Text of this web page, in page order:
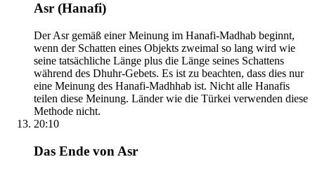
Asr (Hanafi)
Der Asr gemäß einer Meinung im Hanafi-Madhab beginnt,
wenn der Schatten eines Objekts zweimal so lang wird wie
seine tatsächliche Länge plus die Länge seines Schattens
während des Dhuhr-Gebets. Es ist zu beachten, dass dies nur
eine Meinung des Hanafi-Madhhab ist. Nicht alle Hanafis
teilen diese Meinung. Länder wie die Türkei verwenden diese
Methode nicht.
20:10
Das Ende von Asr